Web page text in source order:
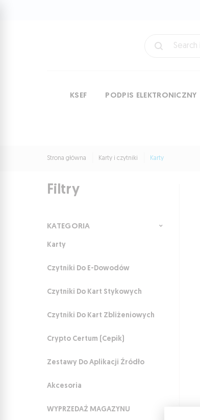
KSEF PODPIS ELEKTRONICZNY
Strona główna Karty i czytniki Karty
Filtry
KATEGORIA
Karty
Czytniki Do E-Dowodów
Czytniki Do Kart Stykowych
Czytniki Do Kart Zbliżeniowych
Crypto Certum (Cepik)
Zestawy Do Aplikacji Źródło
Akcesoria
WYPRZEDAŻ MAGAZYNU